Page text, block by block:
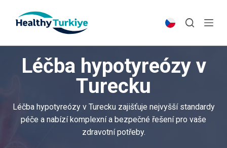
p
n
Léčba hypotyreózy v
Turecku
Léčba hypotyreózy v Turecku zajišťuje nejvyšší standardy
péče a nabízí komplexní a bezpečné řešení pro vaše
zdravotní potřeby.